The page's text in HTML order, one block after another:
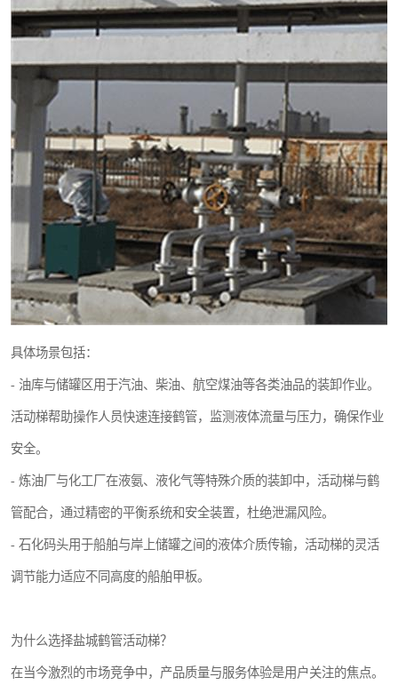
具体场景包括：
- 油库与储罐区用于汽油、柴油、航空煤油等各类油品的装卸作业。
活动梯帮助操作人员快速连接鹤管，监测液体流量与压力，确保作业
安全。
- 炼油厂与化工厂在液氨、液化气等特殊介质的装卸中，活动梯与鹤
管配合，通过精密的平衡系统和安全装置，杜绝泄漏风险。
- 石化码头用于船舶与岸上储罐之间的液体介质传输，活动梯的灵活
调节能力适应不同高度的船舶甲板。
为什么选择盐城鹤管活动梯？
在当今激烈的市场竞争中，产品质量与服务体验是用户关注的焦点。